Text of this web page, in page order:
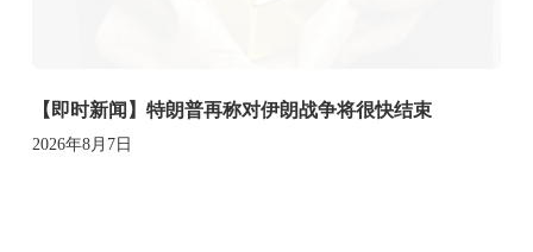
【即时新闻】特朗普再称对伊朗战争将很快结束
2026年8月7日